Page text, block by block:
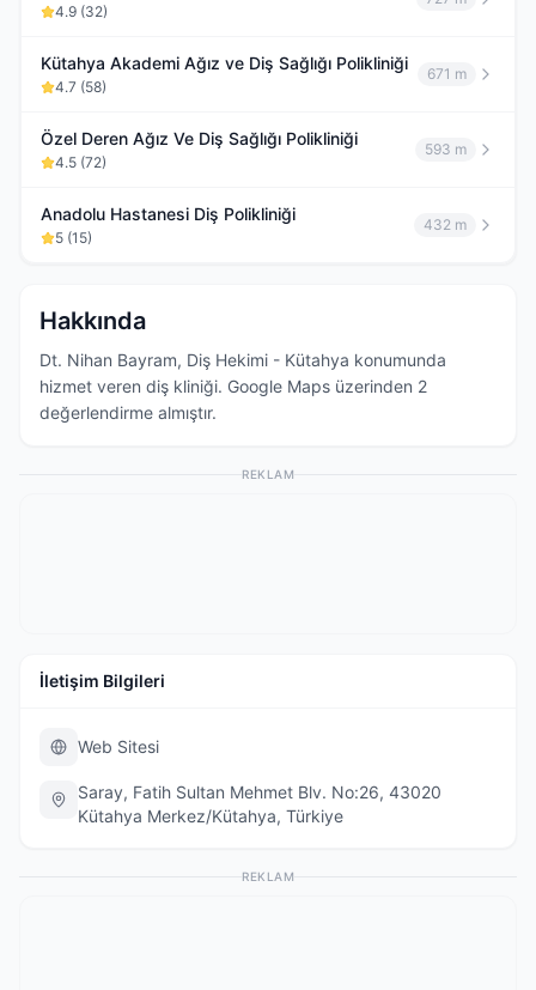
4.9 (32)
Kütahya Akademi Ağız ve Diş Sağlığı Polikliniği
4.7 (58)
671 m
Özel Deren Ağız Ve Diş Sağlığı Polikliniği
4.5 (72)
593 m
Anadolu Hastanesi Diş Polikliniği
5 (15)
432 m
Hakkında
Dt. Nihan Bayram, Diş Hekimi - Kütahya konumunda
hizmet veren diş kliniği. Google Maps üzerinden 2
değerlendirme almıştır.
REKLAM
İletişim Bilgileri
Web Sitesi
Saray, Fatih Sultan Mehmet Blv. No:26, 43020
Kütahya Merkez/Kütahya, Türkiye
REKLAM